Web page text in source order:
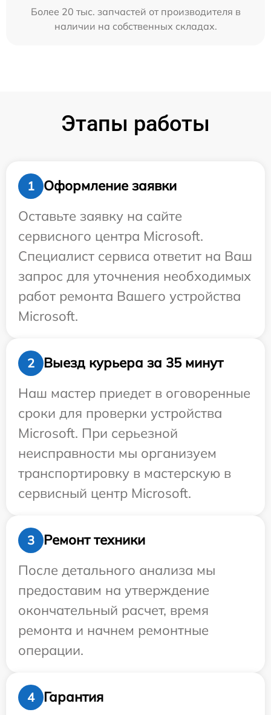
Более 20 тыс. запчастей от производителя в
наличии на собственных складах.
Этапы работы
1
Оформление заявки
Оставьте заявку на сайте
сервисного центра Microsoft.
Специалист сервиса ответит на Ваш
запрос для уточнения необходимых
работ ремонта Вашего устройства
Microsoft.
2
Выезд курьера за 35 минут
Наш мастер приедет в оговоренные
сроки для проверки устройства
Microsoft. При серьезной
неисправности мы организуем
транспортировку в мастерскую в
сервисный центр Microsoft.
3
Ремонт техники
После детального анализа мы
предоставим на утверждение
окончательный расчет, время
ремонта и начнем ремонтные
операции.
4 Гарантия